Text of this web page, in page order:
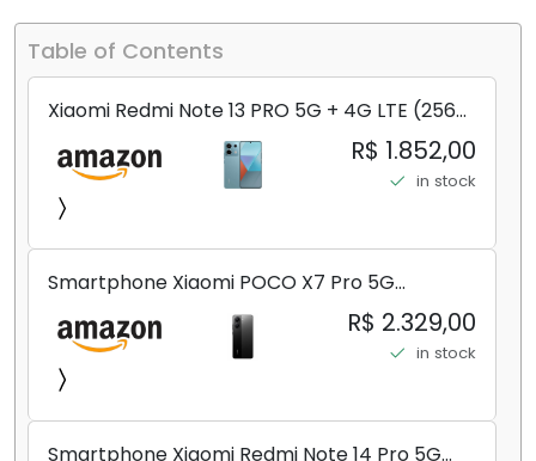
Table of Contents
Xiaomi Redmi Note 13 PRO 5G + 4G LTE (256
GB + 8 GB) 200 MP Triplo (Mobile Mint Tello
e) + (Pacote de carregador duplo de carro
rápido) (Ocean Teal (ROM))
R$ 1.852,00
in stock
Smartphone Xiaomi POCO X7 Pro 5G
8+256GB/12+256GB/12+512GB
R$ 2.329,00
in stock
Smartphone Xiaomi Redmi Note 14 Pro 5G